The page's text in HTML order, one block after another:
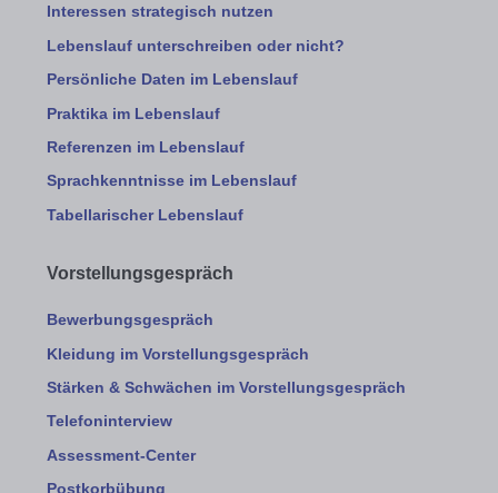
Interessen strategisch nutzen
Lebenslauf unterschreiben oder nicht?
Persönliche Daten im Lebenslauf
Praktika im Lebenslauf
Referenzen im Lebenslauf
Sprachkenntnisse im Lebenslauf
Tabellarischer Lebenslauf
Vorstellungsgespräch
Bewerbungsgespräch
Kleidung im Vorstellungsgespräch
Stärken & Schwächen im Vorstellungsgespräch
Telefoninterview
Assessment-Center
Postkorbübung